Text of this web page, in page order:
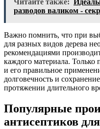
Читайте также:
разводов валиком -
Важно помнить, что при
для разных видов дерева
рекомендациями
каждого материала.
и его правильное
долговечность и
протяжении длительного
Популярные
антисептиков